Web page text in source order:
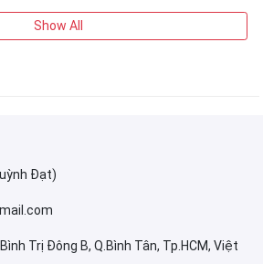
Show All
Đạt)
Trị Đông B, Q.Bình Tân, Tp.HCM, Việt